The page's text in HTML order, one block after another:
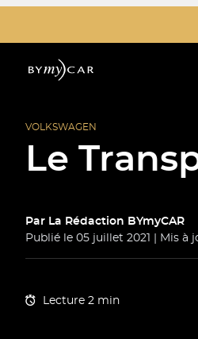
VOLKSWAGEN
Le
Par La Rédaction BYmyCAR
Publié le 05 juillet 2021 | Mis à
Lecture 2 min